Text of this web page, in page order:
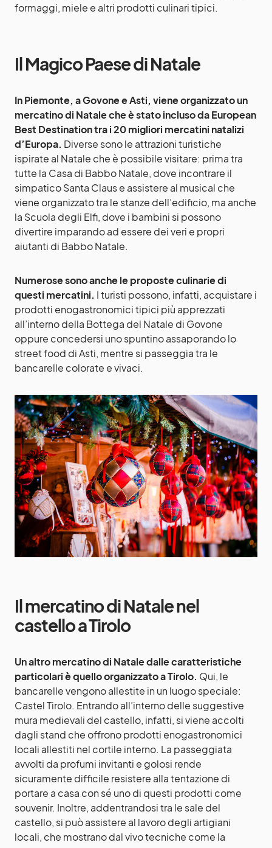
formaggi, miele e altri prodotti culinari tipici.
Il Magico Paese di Natale
In Piemonte, a Govone e Asti, viene organizzato un
mercatino di Natale che è stato incluso da European
Best Destination tra i 20 migliori mercatini natalizi
d’Europa. Diverse sono le attrazioni turistiche
ispirate al Natale che è possibile visitare: prima tra
tutte la Casa di Babbo Natale, dove incontrare il
simpatico Santa Claus e assistere al musical che
viene organizzato tra le stanze dell’edificio, ma anche
la Scuola degli Elfi, dove i bambini si possono
divertire imparando ad essere dei veri e propri
aiutanti di Babbo Natale.
Numerose sono anche le proposte culinarie di
questi mercatini. I turisti possono, infatti, acquistare i
prodotti enogastronomici tipici più apprezzati
all’interno della Bottega del Natale di Govone
oppure concedersi uno spuntino assaporando lo
street food di Asti, mentre si passeggia tra le
bancarelle colorate e vivaci.
Il mercatino di Natale nel
castello a Tirolo
Un altro mercatino di Natale dalle caratteristiche
particolari è quello organizzato a Tirolo. Qui, le
bancarelle vengono allestite in un luogo speciale:
Castel Tirolo. Entrando all’interno delle suggestive
mura medievali del castello, infatti, si viene accolti
dagli stand che offrono prodotti enogastronomici
locali allestiti nel cortile interno. La passeggiata
avvolti da profumi invitanti e golosi rende
sicuramente difficile resistere alla tentazione di
portare a casa con sé uno di questi prodotti come
souvenir. Inoltre, addentrandosi tra le sale del
castello, si può assistere al lavoro degli artigiani
locali, che mostrano dal vivo tecniche come la